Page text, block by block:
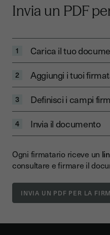
Invia un PDF
1 Carica il tuo
2 Aggiungi i tuoi
3 Definisci i campi
4 Invia il documento
Ogni firmatario riceve un
consultare e firmare il